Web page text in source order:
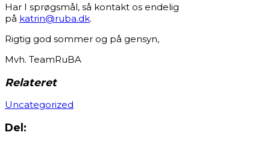
Har I sprøgsmål, så kontakt os endelig
på katrin@ruba.dk.
Rigtig god sommer og på gensyn,
Mvh. TeamRuBA
Relateret
Uncategorized
Del: